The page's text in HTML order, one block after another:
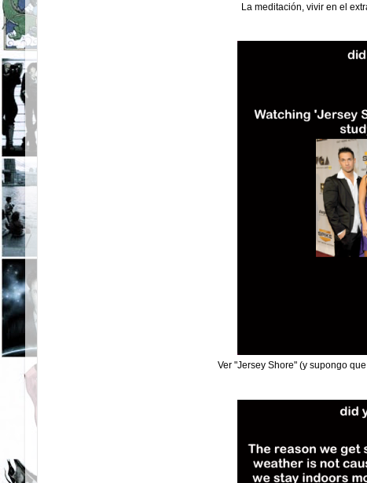
La meditación, vivir en el
Ver "Jersey Shore" (y supongo